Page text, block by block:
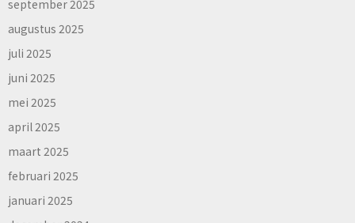
september 2025
augustus 2025
juli 2025
juni 2025
mei 2025
april 2025
maart 2025
februari 2025
januari 2025